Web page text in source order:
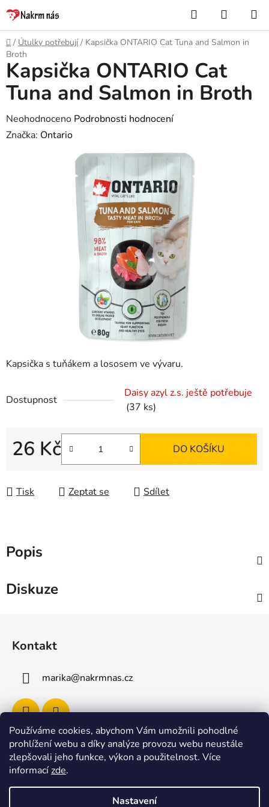
Používáme cookies, abychom Vám umožnili pohodlné
prohlížení webu a díky analýze provozu webu neustále
zlepšovali jeho funkce, výkon a použitelnost. Více
informacízde.
Nastavení
Přejít
na
obsah
Hledat
KOŠÍK
Domů
/ Útulky potřebují / Kapsička ONTARIO Cat Tuna and Salmon in
Broth
Kapsička s tuňákem a lososem ve vývaru.
Dostupnost
Daisy azyl z.s. ještě potřebuje
(37 ks)
26 Kč
Měrná cena:
DO KOŠÍKU
Tisk Zeptat se Sdílet
Kapsička ONTARIO Cat
Tuna and Salmon in Broth
Průměrné
hodnocení
Neohodnoceno Podrobnosti hodnocení
Značka: Ontario
Popis
Diskuze
Kontakt
marika@nakrmnas.cz
Facebook